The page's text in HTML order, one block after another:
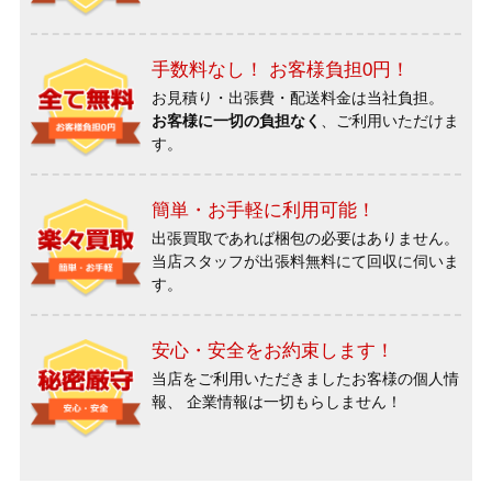
手数料なし！ お客様負担0円！
お見積り・出張費・配送料金は当社負担。
お客様に一切の負担なく
、ご利用いただけま
す。
簡単・お手軽に利用可能！
出張買取であれば梱包の必要はありません。
当店スタッフが出張料無料にて回収に伺いま
す。
安心・安全をお約束します！
当店をご利用いただきましたお客様の個人情
報、 企業情報は一切もらしません！